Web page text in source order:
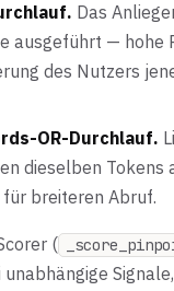
Das
ausgeführt — hohe
des Nutzers
OR-Durchlauf.
dieselben Tokens
breiteren Abruf.
(